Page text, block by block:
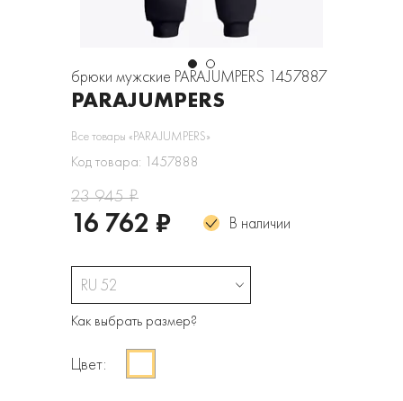
брюки мужские PARAJUMPERS 1457887
PARAJUMPERS
Все товары «PARAJUMPERS»
Код товара: 1457888
23 945 ₽
16 762 ₽ В наличии
RU 52
Как выбрать размер?
Цвет: